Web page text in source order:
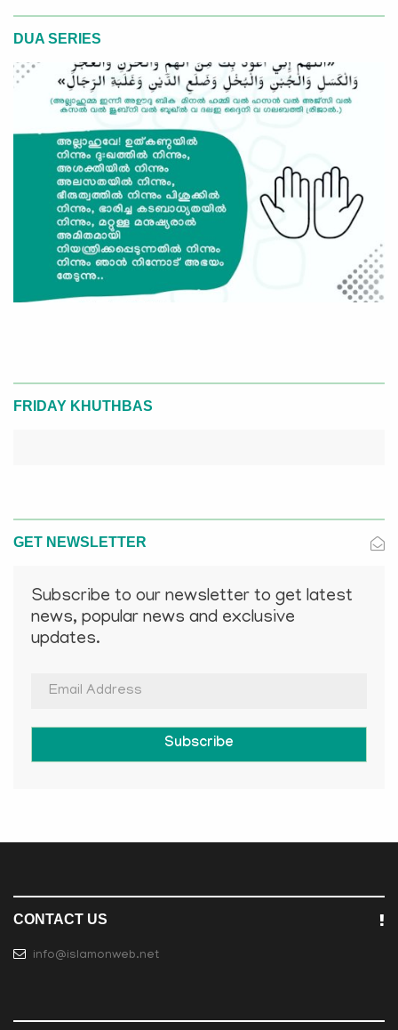
DUA SERIES
FRIDAY KHUTHBAS
GET NEWSLETTER
Subscribe to our newsletter to get latest
news, popular news and exclusive
updates.
Subscribe
CONTACT US
info@islamonweb.net